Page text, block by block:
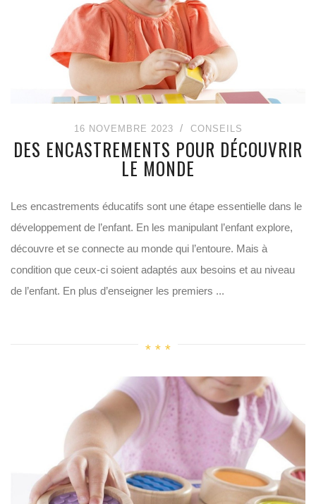
16 NOVEMBRE 2023 CONSEILS
DES ENCASTREMENTS POUR DÉCOUVRIR
LE MONDE
Les encastrements éducatifs sont une étape essentielle dans le
développement de l’enfant. En les manipulant l’enfant explore,
découvre et se connecte au monde qui l’entoure. Mais à
condition que ceux-ci soient adaptés aux besoins et au niveau
de l’enfant. En plus d’enseigner les premiers ...